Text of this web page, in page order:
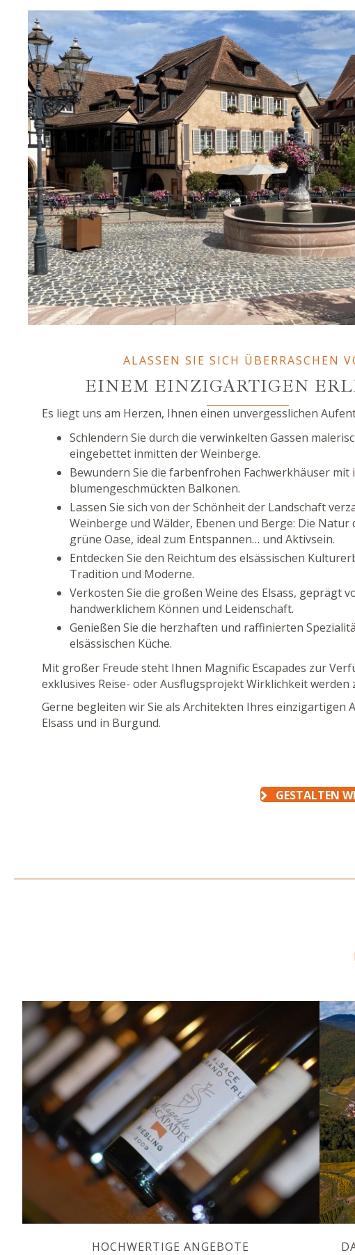
ALASSEN SIE SICH ÜBERRASCHEN
EINEM EINZIGARTIGEN
Es liegt uns am Herzen, Ihnen einen unvergesslichen
Schlendern Sie durch die verwinkelten Gassen
eingebettet inmitten der Weinberge.
Bewundern Sie die farbenfrohen Fachwerkhäuser mit
blumengeschmückten Balkonen.
Lassen Sie sich von der Schönheit der Landschaft
Weinberge und Wälder, Ebenen und Berge: Die Natur
grüne Oase, ideal zum Entspannen… und Aktivsein.
Entdecken Sie den Reichtum des elsässischen
Tradition und Moderne.
Verkosten Sie die großen Weine des Elsass, geprägt
handwerklichem Können und Leidenschaft.
Genießen Sie die herzhaften und raffinierten
elsässischen Küche.
Mit großer Freude steht Ihnen Magnific Escapades zur
exklusives Reise- oder Ausflugsprojekt Wirklichkeit werden
Gerne begleiten wir Sie als Architekten Ihres einzigartigen
Elsass und in Burgund.
GESTALTEN
HOCHWERTIGE ANGEBOTE